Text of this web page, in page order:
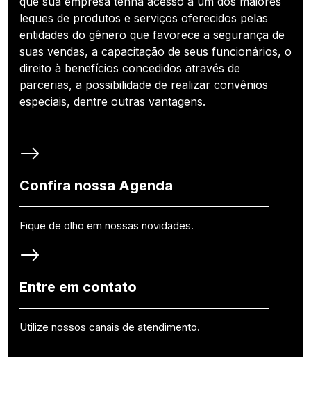
leques de produtos e serviços oferecidos pelas
entidades do gênero que favorece a segurança de
suas vendas, a capacitação de seus funcionários, o
direito à benefícios concedidos através de
parcerias, a possibilidade de realizar convênios
especiais, dentre outras vantagens.
Confira nossa Agenda
Fique de olho em nossas novidades.
Entre em contato
Utilize nossos canais de atendimento.